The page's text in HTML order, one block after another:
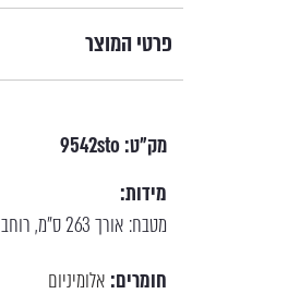
פרטי המוצר
מק"ט:9542sto
מידות:
מטבח: אורך 263 ס"מ, רוחב 70 ס"מ, גובה 107 ס"מ | שטח צלייה 66/45 ס"מ | כיור 40.5/35.5 ס"מ
חומרים: אלומיניום